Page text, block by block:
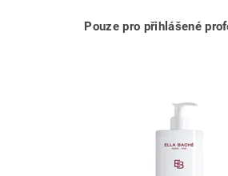
Pouze pro přihlášené